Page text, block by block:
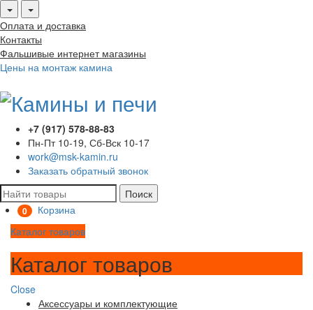
Оплата и доставка
Контакты
Фальшивые интернет магазины
Цены на монтаж камина
+7 (917) 578-88-83
Пн-Пт 10-19, Сб-Вск 10-17
work@msk-kamin.ru
Заказать обратный звонок
Поиск
0
Корзина
Каталог товаров
Каталог товаров
Close
Аксессуары и комплектующие